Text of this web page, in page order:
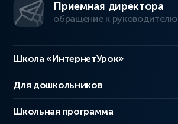
Приемная директора
обращение к руководителю
Школа «ИнтернетУрок»
Для дошкольников
Школьная программа